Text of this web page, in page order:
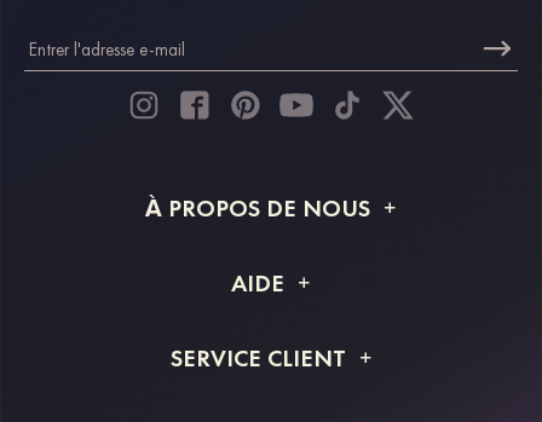
À PROPOS DE NOUS
Livraison
AIDE
Retour et remboursement
SERVICE CLIENT